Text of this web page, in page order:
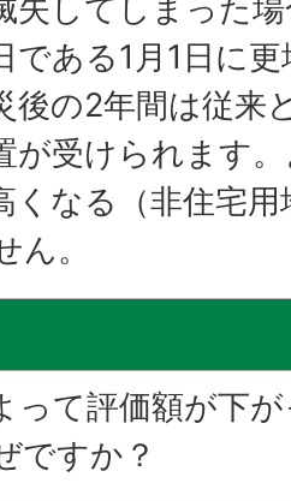
失してしまった
である1月1日に
後の2年間は従来
が受けられます
くなる（非住宅
ん。
って評価額が下
ですか？